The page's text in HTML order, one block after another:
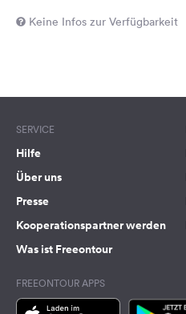
Keine Infos zur Verfügbarkeit
SERVICE
Hilfe
Über uns
Presse
Kooperationspartner werden
Was ist Freeontour
FREEONTOUR APPS